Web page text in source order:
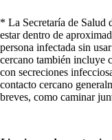
* La Secretaría de Salud
estar dentro de
persona infectada sin
cercano también incluye
con secreciones
contacto cercano
breves, como caminar